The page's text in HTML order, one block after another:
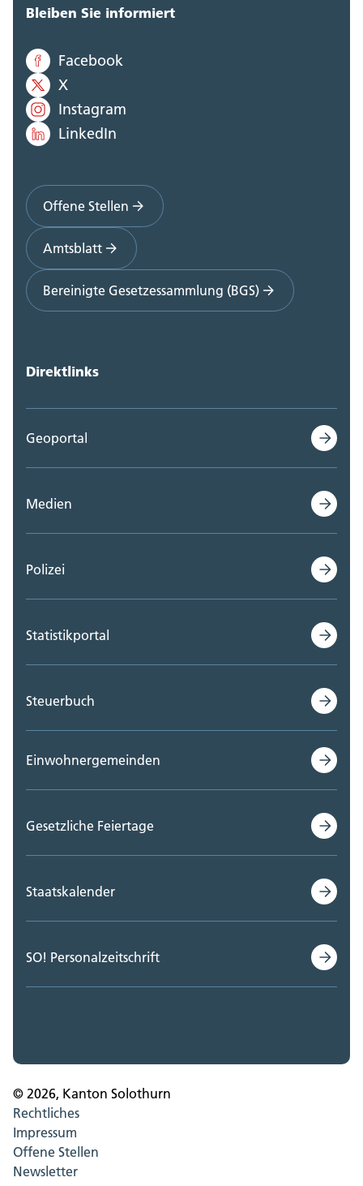
Bleiben Sie informiert
Facebook
X
Instagram
LinkedIn
Offene Stellen
Amtsblatt
Bereinigte Gesetzessammlung (BGS)
Direktlinks
Geoportal
Medien
Polizei
Statistikportal
Steuerbuch
Einwohnergemeinden
Gesetzliche Feiertage
Staatskalender
SO! Personalzeitschrift
© 2026, Kanton Solothurn
Rechtliches
Impressum
Offene Stellen
Newsletter